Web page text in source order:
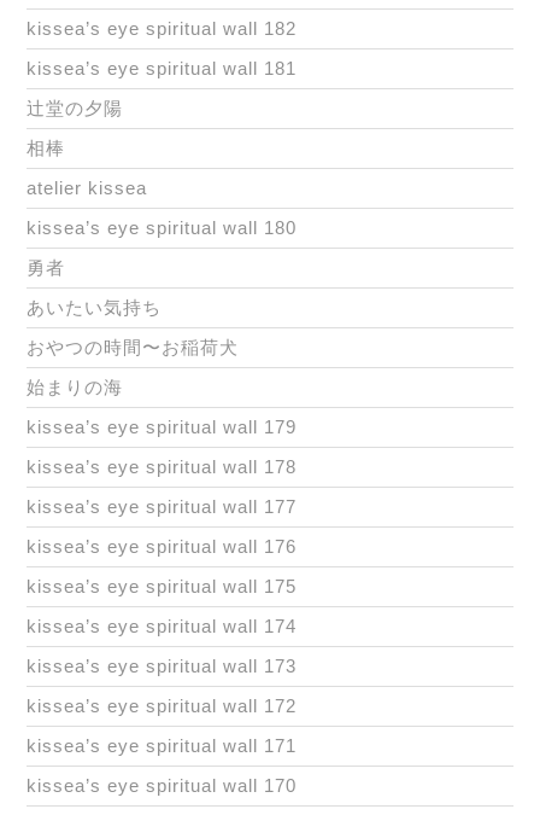
kissea’s eye spiritual wall 182
kissea’s eye spiritual wall 181
辻堂の夕陽
相棒
atelier kissea
kissea’s eye spiritual wall 180
勇者
あいたい気持ち
おやつの時間〜お稲荷犬
始まりの海
kissea’s eye spiritual wall 179
kissea’s eye spiritual wall 178
kissea’s eye spiritual wall 177
kissea’s eye spiritual wall 176
kissea’s eye spiritual wall 175
kissea’s eye spiritual wall 174
kissea’s eye spiritual wall 173
kissea’s eye spiritual wall 172
kissea’s eye spiritual wall 171
kissea’s eye spiritual wall 170